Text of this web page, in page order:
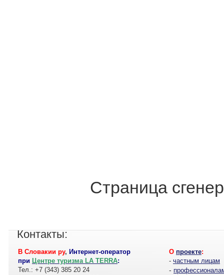
Страница
Контакты:
В Словакии ру, Интернет-оператор
при Центре туризма LA TERRA:
Тел.: +7 (343) 385 20 24
О проекте:
- частным лицам
-